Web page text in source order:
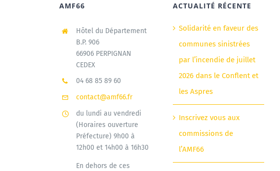
AMF66
Hôtel du Département
B.P. 906
66906 PERPIGNAN
CEDEX
04 68 85 89 60
contact@amf66.fr
du lundi au vendredi
(Horaires ouverture
Préfecture) 9h00 à
12h00 et 14h00 à 16h30
En dehors de ces
ACTUALITÉ RÉCENTE
Solidarité en faveur des
communes sinistrées
par l’incendie de juillet
2026 dans le Conflent et
les Aspres
Inscrivez vous aux
commissions de
l’AMF66